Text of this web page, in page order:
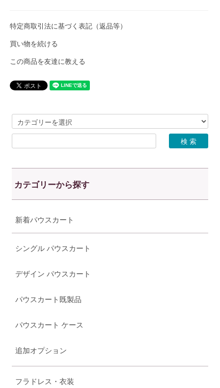
特定商取引法に基づく表記（返品等）
買い物を続ける
この商品を友達に教える
カテゴリーから探す
新着パウスカート
シングル パウスカート
デザイン パウスカート
パウスカート既製品
パウスカート ケース
追加オプション
フラドレス・衣装